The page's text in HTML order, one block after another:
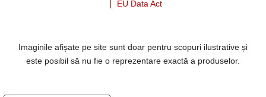
EU Data Act
Imaginile afișate pe site sunt doar pentru scopuri ilustrative și
este posibil să nu fie o reprezentare exactă a produselor.